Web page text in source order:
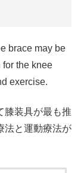
brace may be
for the knee
exercise.
膝装具が最も推
法と運動療法が